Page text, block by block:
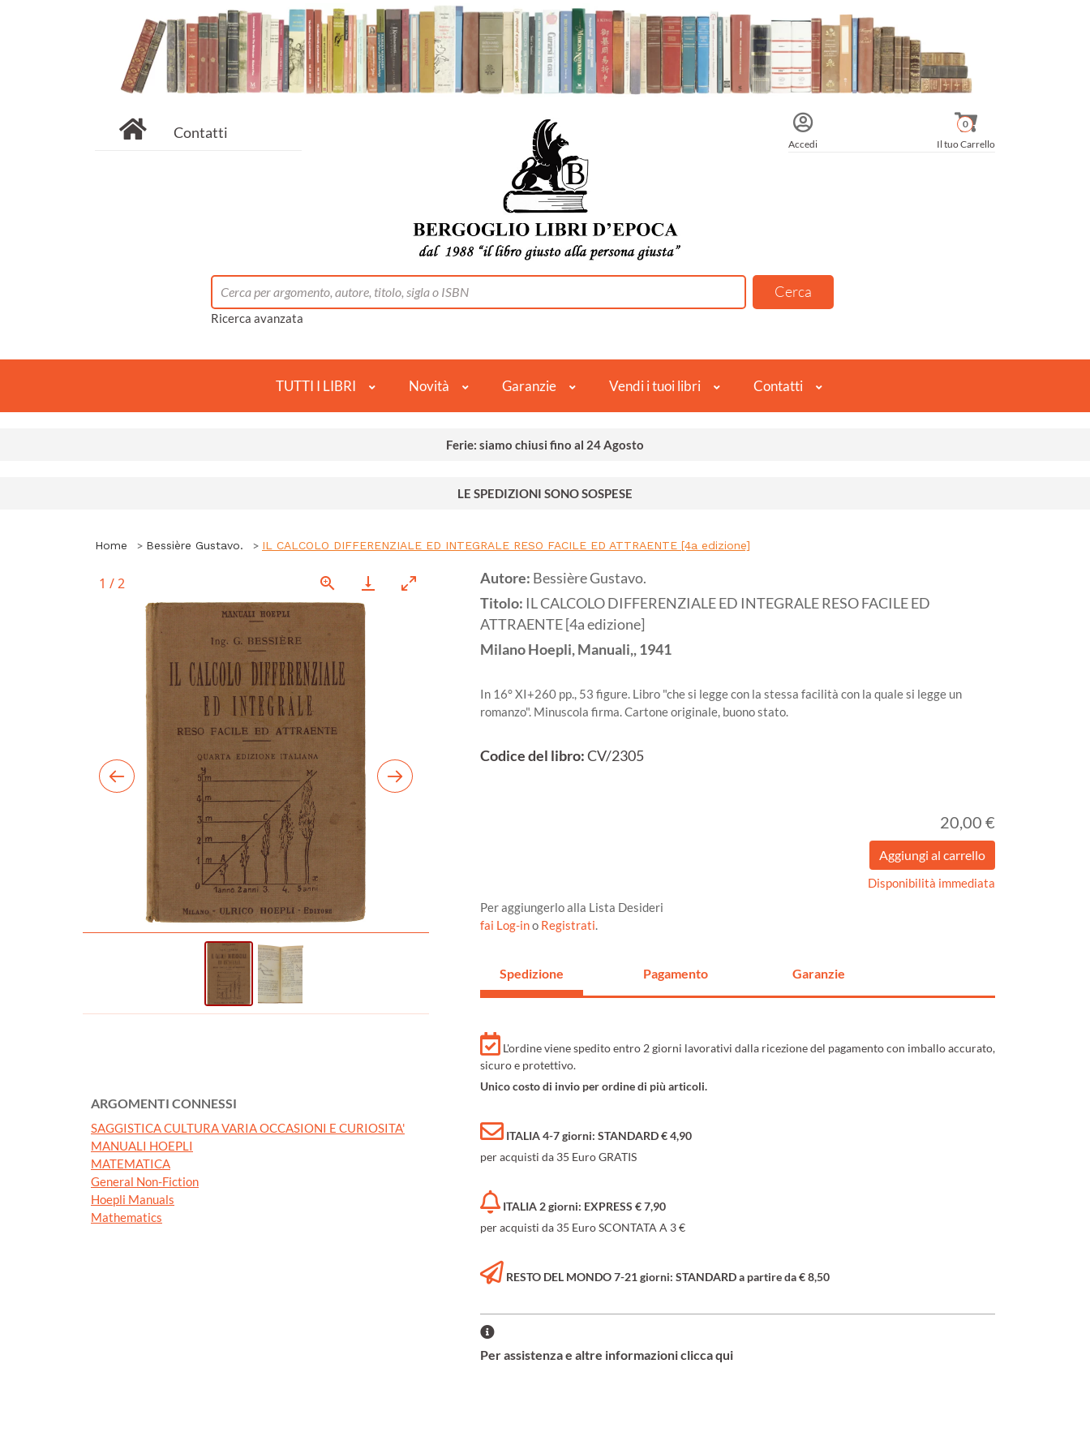
Contatti
Accedi Il tuo Carrello
0
Ricerca avanzata
TUTTI I LIBRI Novità Garanzie Vendi i tuoi libri Contatti
Ferie: siamo chiusi fino al 24 Agosto
LE SPEDIZIONI SONO SOSPESE
Home Bessière Gustavo. IL CALCOLO DIFFERENZIALE ED INTEGRALE RESO FACILE ED ATTRAENTE [4a edizione]
1 /2
ARGOMENTI CONNESSI
SAGGISTICA CULTURA VARIA OCCASIONI E CURIOSITA'
MANUALI HOEPLI
MATEMATICA
General Non-Fiction
Hoepli Manuals
Mathematics
Autore: Bessière Gustavo.
Titolo: IL CALCOLO DIFFERENZIALE ED INTEGRALE RESO FACILE ED
ATTRAENTE [4a edizione]
MilanoHoepli, Manuali,,1941
In 16° XI+260 pp., 53 figure. Libro "che si legge con la stessa facilità con la quale si legge un
romanzo". Minuscola firma. Cartone originale, buono stato.
Codice del libro:CV/2305
20,00 €
Disponibilità immediata
Per aggiungerlo alla Lista Desideri
fai Log-ino Registrati.
Spedizione Pagamento Garanzie
L'ordine viene spedito entro 2 giorni lavorativi dalla ricezione del pagamento con imballo accurato,
sicuro e protettivo.
Unico costo di invio per ordine di più articoli.
ITALIA 4-7 giorni: STANDARD € 4,90
per acquisti da 35 Euro GRATIS
ITALIA 2 giorni: EXPRESS € 7,90
per acquisti da 35 Euro SCONTATA A 3 €
RESTO DEL MONDO 7-21 giorni: STANDARD a partire da € 8,50
Per assistenza e altre informazioni clicca qui